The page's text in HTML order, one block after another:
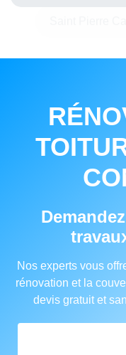
Nos experts vous
rénovation et la
devis gratuit et